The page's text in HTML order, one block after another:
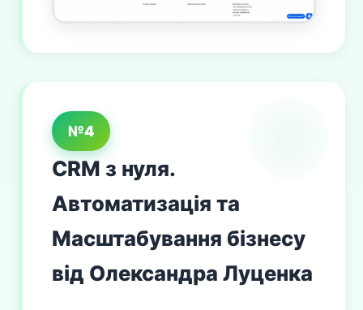
№4
CRM з нуля.
Автоматизація та
Масштабування бізнесу
від Олександра Луценка